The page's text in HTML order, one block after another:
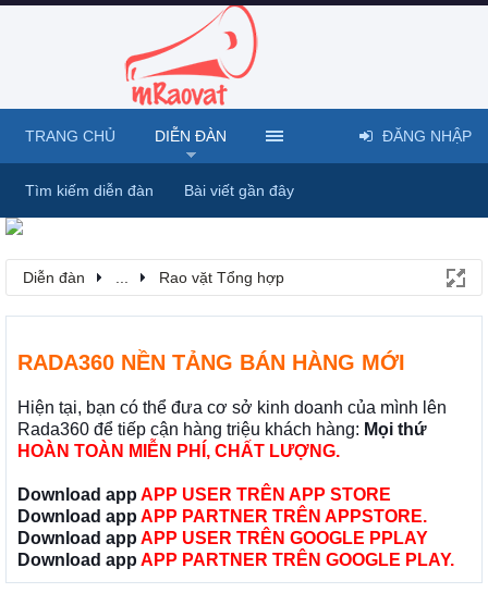
Diễn đàn Rao vặt Tổng hợp
RADA360 NỀN TẢNG BÁN HÀNG MỚI
Hiện tại, bạn có thể đưa cơ sở kinh doanh của mình lên
Rada360 để tiếp cận hàng triệu khách hàng: Mọi thứ
HOÀN TOÀN MIỄN PHÍ, CHẤT LƯỢNG.
Download app APP USER TRÊN APP STORE
Download app APP PARTNER TRÊN APPSTORE.
Download app APP USER TRÊN GOOGLE PPLAY
Download app APP PARTNER TRÊN GOOGLE PLAY.
TRANG CHỦ DIỄN ĐÀN
Tìm kiếm diễn đàn Bài viết gần đây
ĐĂNG NHẬP